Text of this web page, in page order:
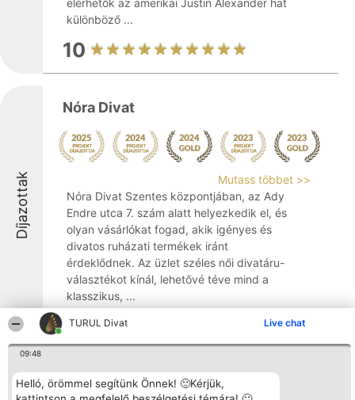
TURUL Divat Live chat
09:48
Helló, örömmel segítünk Önnek! 🙂Kérjük,
elérhetők az amerikai Justin Alexander hat
különböző ...
10
Díjazottak
Nóra Divat
Mutass többet >>
Nóra Divat Szentes központjában, az Ady
Endre utca 7. szám alatt helyezkedik el, és
olyan vásárlókat fogad, akik igényes és
divatos ruházati termékek iránt
érdeklődnek. Az üzlet széles női divatáru-
választékot kínál, lehetővé téve mind a
klasszikus, ...
8.7
La Femme Női Divat